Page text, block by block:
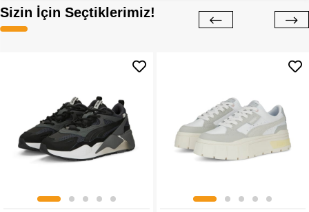
Sizin İçin Seçtiklerimiz!